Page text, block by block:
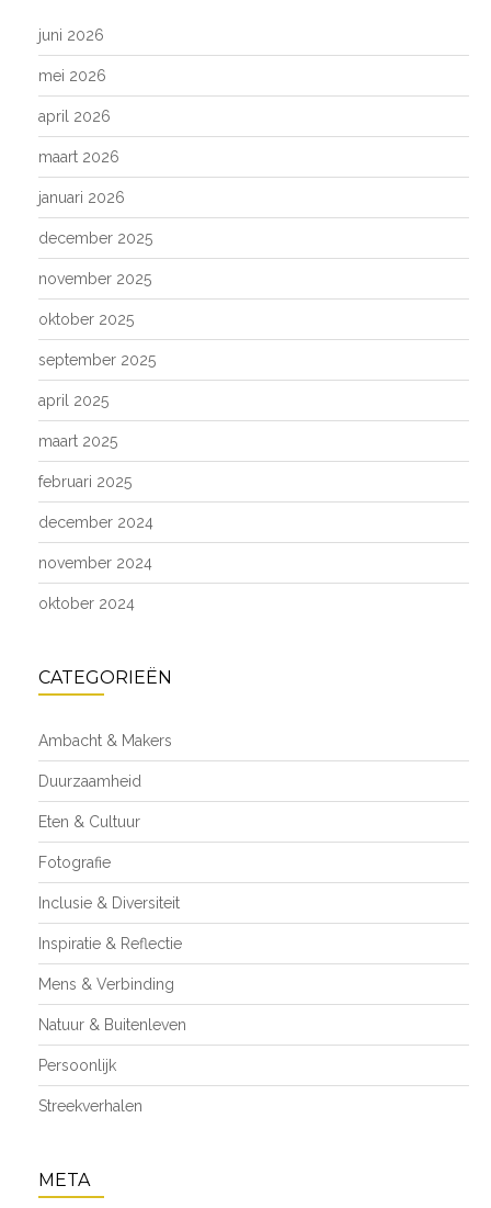
juni 2026
mei 2026
april 2026
maart 2026
januari 2026
december 2025
november 2025
oktober 2025
september 2025
april 2025
maart 2025
februari 2025
december 2024
november 2024
oktober 2024
CATEGORIEËN
Ambacht & Makers
Duurzaamheid
Eten & Cultuur
Fotografie
Inclusie & Diversiteit
Inspiratie & Reflectie
Mens & Verbinding
Natuur & Buitenleven
Persoonlijk
Streekverhalen
META